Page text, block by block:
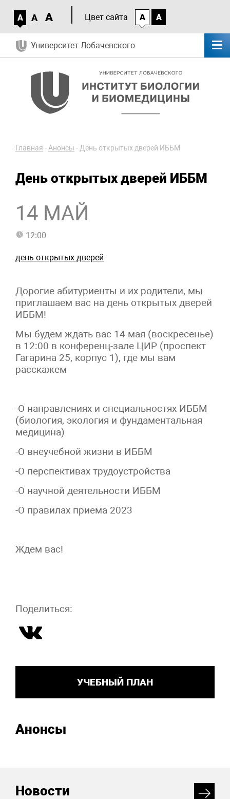
A A A Цвет сайта A A
Университет Лобачевского
Главная -Анонсы -День открытых дверей ИББМ
День открытых дверей ИББМ
14 МАЙ
12:00
день открытых дверей
Дорогие абитуриенты и их родители, мы
приглашаем вас на день открытых дверей
ИББМ!
Мы будем ждать вас 14 мая (воскресенье)
в 12:00 в конференц-зале ЦИР (проспект
Гагарина 25, корпус 1), где мы вам
расскажем
-О направлениях и специальностях ИББМ
(биология, экология и фундаментальная
медицина)
-О внеучебной жизни в ИББМ
-О перспективах трудоустройства
-О научной деятельности ИББМ
-О правилах приема 2023
Ждем вас!
Поделиться:
УЧЕБНЫЙ ПЛАН
Анонсы
Новости